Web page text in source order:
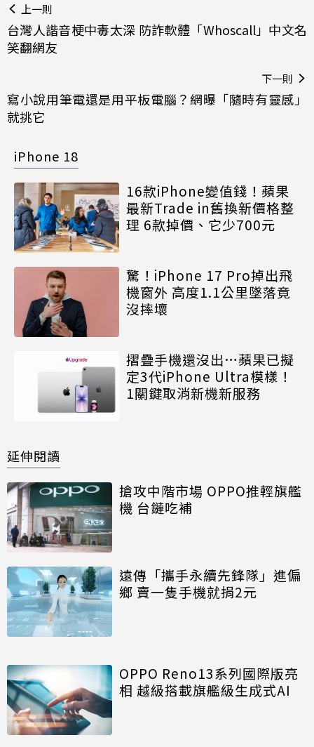
上一則
台灣人諧音梗中毒太深 防詐軟體「Whoscall」中文名
笑翻網友
下一則
寫小說用筆電還是用平板電腦？網曝「隨時有靈感」
就挑它
iPhone 18
16款iPhone變值錢！蘋果
最新Trade in舊換新價格整
理 6款掉價、它少700元
驚！iPhone 17 Pro掉出飛
機窗外 高度1.1公里墜落竟
沒摔壞
摺疊手機還沒出…蘋果已擬
定3代iPhone Ultra模樣！
1關鍵取消新機新服務
延伸閱讀
搶攻中階市場 OPPO推輕旗艦
機 台鏈吃補
遠傳「攜手永續先鋒隊」進偏
鄉 賣一隻手機就捐2元
OPPO Reno13系列國際版亮
相 越級搭載旗艦級生成式AI